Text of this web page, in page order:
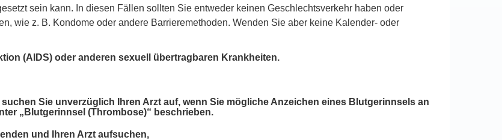
sein kann. In diesen Fällen sollten Sie entweder keinen Geschlechtsverkehr haben oder
wie z. B. Kondome oder andere Barrieremethoden. Wenden Sie aber keine Kalender- oder
(AIDS) oder anderen sexuell übertragbaren Krankheiten.
Sie unverzüglich Ihren Arzt auf, wenn Sie mögliche Anzeichen eines Blutgerinnsels an
„Blutgerinnsel (Thrombose)“ beschrieben.
und Ihren Arzt aufsuchen,